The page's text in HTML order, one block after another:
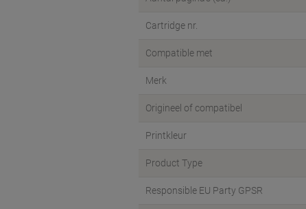
Cartridge nr.
Compatible met
Merk
Origineel of compatibel
Printkleur
Product Type
Responsible EU Party GPSR